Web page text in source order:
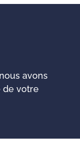
avons
de votre